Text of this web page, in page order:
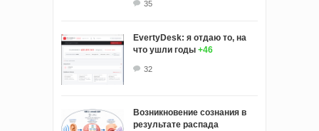
35
EvertyDesk: я отдаю то, на
что ушли годы +46
32
Возникновение сознания в
результате распада